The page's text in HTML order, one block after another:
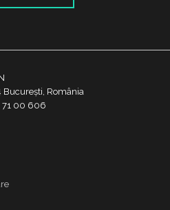
București, România
71 00 606